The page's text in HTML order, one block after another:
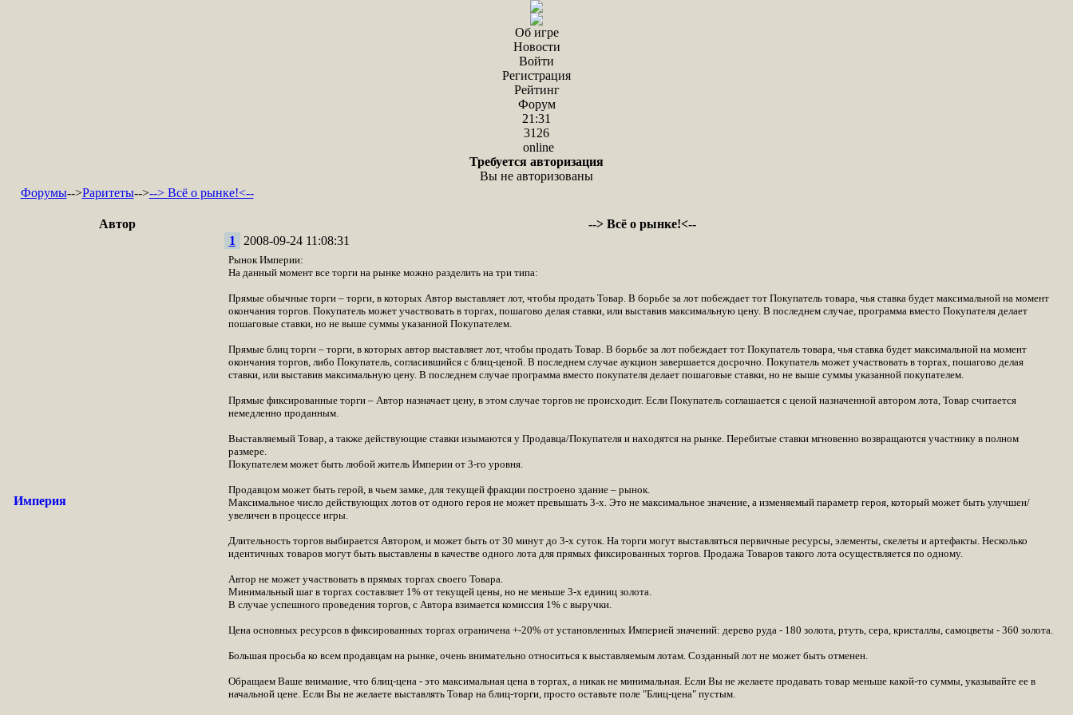
Об игре
Новости
Войти
Регистрация
Рейтинг
Форум
21:31
3126
online
Требуется авторизация
Вы не авторизованы
Форумы-->Раритеты-->--> Всё о рынке!<--
Автор --> Всё о рынке!<--
Империя
1 2008-09-24 11:08:31
Рынок Империи:
На данный момент все торги на рынке можно разделить на три типа:
Прямые обычные торги – торги, в которых Автор выставляет лот, чтобы продать Товар. В борьбе за лот побеждает тот Покупатель товара, чья ставка будет максимальной на момент
окончания торгов. Покупатель может участвовать в торгах, пошагово делая ставки, или выставив максимальную цену. В последнем случае, программа вместо Покупателя делает
пошаговые ставки, но не выше суммы указанной Покупателем.
Прямые блиц торги – торги, в которых автор выставляет лот, чтобы продать Товар. В борьбе за лот побеждает тот Покупатель товара, чья ставка будет максимальной на момент
окончания торгов, либо Покупатель, согласившийся с блиц-ценой. В последнем случае аукцион завершается досрочно. Покупатель может участвовать в торгах, пошагово делая
ставки, или выставив максимальную цену. В последнем случае программа вместо покупателя делает пошаговые ставки, но не выше суммы указанной покупателем.
Прямые фиксированные торги – Автор назначает цену, в этом случае торгов не происходит. Если Покупатель соглашается с ценой назначенной автором лота, Товар считается
немедленно проданным.
Выставляемый Товар, а также действующие ставки изымаются у Продавца/Покупателя и находятся на рынке. Перебитые ставки мгновенно возвращаются участнику в полном
размере.
Покупателем может быть любой житель Империи от 3-го уровня.
Продавцом может быть герой, в чьем замке, для текущей фракции построено здание – рынок.
Максимальное число действующих лотов от одного героя не может превышать 3-х. Это не максимальное значение, а изменяемый параметр героя, который может быть улучшен/
увеличен в процессе игры.
Длительность торгов выбирается Автором, и может быть от 30 минут до 3-х суток. На торги могут выставляться первичные ресурсы, элементы, скелеты и артефакты. Несколько
идентичных товаров могут быть выставлены в качестве одного лота для прямых фиксированных торгов. Продажа Товаров такого лота осуществляется по одному.
Автор не может участвовать в прямых торгах своего Товара.
Минимальный шаг в торгах составляет 1% от текущей цены, но не меньше 3-х единиц золота.
В случае успешного проведения торгов, с Автора взимается комиссия 1% с выручки.
Цена основных ресурсов в фиксированных торгах ограничена +-20% от установленных Империей значений: дерево руда - 180 золота, ртуть, сера, кристаллы, самоцветы - 360 золота.
Большая просьба ко всем продавцам на рынке, очень внимательно относиться к выставляемым лотам. Созданный лот не может быть отменен.
Обращаем Ваше внимание, что блиц-цена - это максимальная цена в торгах, а никак не минимальная. Если Вы не желаете продавать товар меньше какой-то суммы, указывайте ее в
начальной цене. Если Вы не желаете выставлять Товар на блиц-торги, просто оставьте поле "Блиц-цена" пустым.